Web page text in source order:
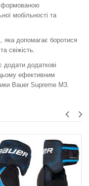
формованою
мобільності та
яка допомагає боротися
свіжість.
додаткові
ефективним
Bauer Supreme M3.